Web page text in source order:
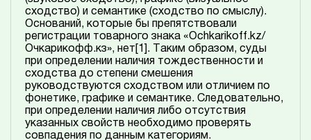
сходство) и семантике (сходство по смыслу).
Оснований, которые бы препятствовали
регистрации товарного знака «Ochkarikoff.kz/
Очкарикофф.кз», нет[1]. Таким образом, суды
при определении наличия тождественности и
сходства до степени смешения
руководствуются сходством или отличием по
фонетике, графике и семантике. Следовательно,
при определении наличия либо отсутствия
указанных свойств необходимо проверять
совпадения по данным категориям.